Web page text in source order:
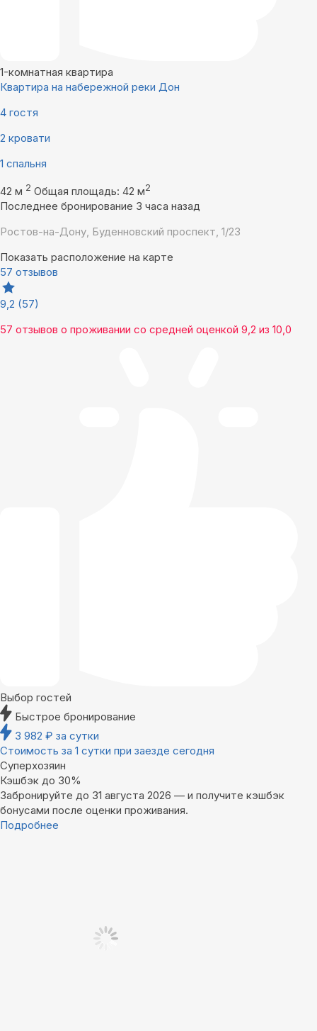
1-комнатная квартира
Квартира на набережной реки Дон
4 гостя
2 кровати
1 спальня
42 м 2 Общая площадь: 42 м2
Последнее бронирование 3 часа назад
Ростов-на-Дону, Буденновский проспект, 1/23
Показать расположение на карте
57 отзывов
9,2 (57)
57 отзывов о проживании со средней оценкой 9,2 из 10,0
Выбор гостей
Быстрое бронирование
3 982 ₽ за сутки
Стоимость за 1 сутки при заезде сегодня
Суперхозяин
Кэшбэк до 30%
Забронируйте до 31 августа 2026 — и получите кэшбэк
бонусами после оценки проживания.
Подробнее